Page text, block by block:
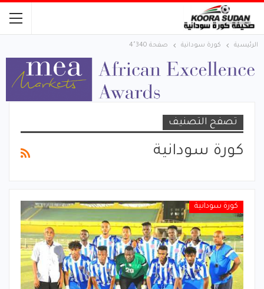
الرئيسية كورة سودانية صفحة 4٬340
تصفح التصنيف
كورة سودانية
كورة سودانية